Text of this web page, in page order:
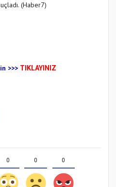
(Haber7)
>>> TIKLAYINIZ
0 0 0